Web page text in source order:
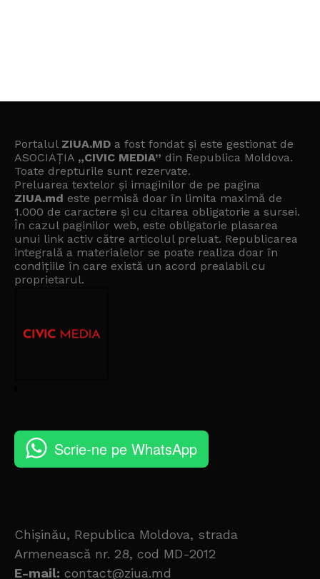
Portalul ZIUA.MD a fost fondat și este gestionat de
ASOCIAȚIA „CIVIC MEDIA” din Republica Moldova.
Toate drepturile sunt rezervate.
Preluarea textelor și imaginilor de pe pagina
ZIUA.md este permisă doar în limita maximă de
1.000 de caractere și cu citarea obligatorie a sursei.
În cazul paginilor web, este obligatorie plasarea
unui link activ către articolul preluat. Republicarea
integrală a materialelor se poate realiza doar în
condițiile în care există un acord prealabil cu
proprietarul.
Scrie-ne pe WhatsApp
Chișinău, Republica Moldova, strada
Armenească nr. 28, cod MD-2012
E-mail: contact@ziua.md